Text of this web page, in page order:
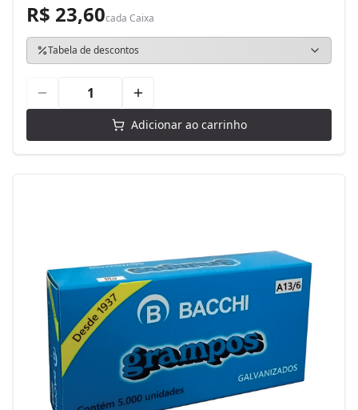
R$ 23,60cada Caixa
Tabela de descontos
Adicionar ao carrinho